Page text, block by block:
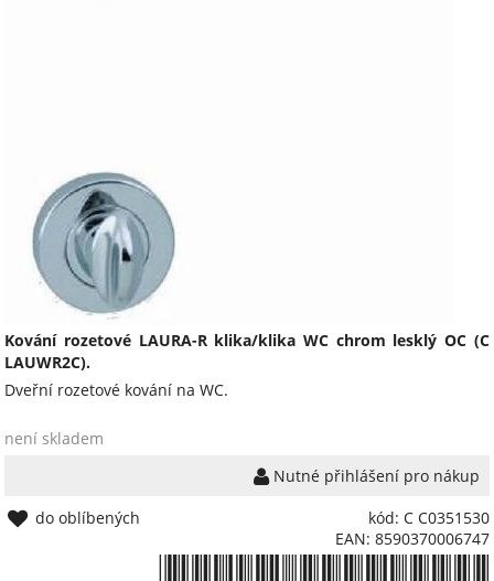
Kování rozetové LAURA-R klika/klika WC chrom lesklý OC (C
LAUWR2C).
Dveřní rozetové kování na WC.
není skladem
Nutné přihlášení pro nákup
kód: C C0351530
EAN: 8590370006747
do oblíbených